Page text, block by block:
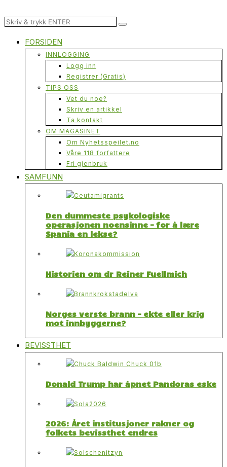
FORSIDEN
INNLOGGING
Logg inn
Registrer (Gratis)
TIPS OSS
Vet du noe?
Skriv en artikkel
Ta kontakt
OM MAGASINET
Om Nyhetsspeilet.no
Våre 118 forfattere
Fri gjenbruk
SAMFUNN
Den dummeste psykologiske
operasjonen noensinne – for å lære
Spania en lekse?
Historien om dr Reiner Fuellmich
Norges verste brann – ekte eller krig
mot innbyggerne?
BEVISSTHET
Donald Trump har åpnet Pandoras eske
2026: Året institusjoner rakner og
folkets bevissthet endres